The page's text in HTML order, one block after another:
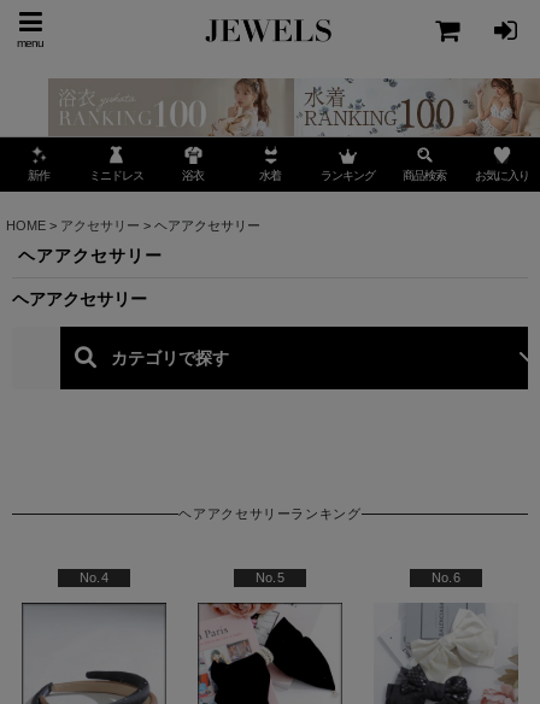
menu
新作 ミニドレス 浴衣 水着 ランキング 商品検索 お気に入り
HOME > アクセサリー > ヘアアクセサリー
ヘアアクセサリー
ヘアアクセサリー
ヘアアクセサリーランキング
人気ランキング (ヘアアク
No.7 No.8 No.9